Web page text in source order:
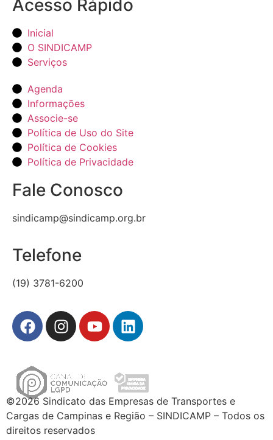
Acesso Rápido
Inicial
O SINDICAMP
Serviços
Agenda
Informações
Associe-se
Política de Uso do Site
Política de Cookies
Política de Privacidade
Fale Conosco
sindicamp@sindicamp.org.br
Telefone
(19) 3781-6200
©2026 Sindicato das Empresas de Transportes e
Cargas de Campinas e Região – SINDICAMP – Todos os
direitos reservados